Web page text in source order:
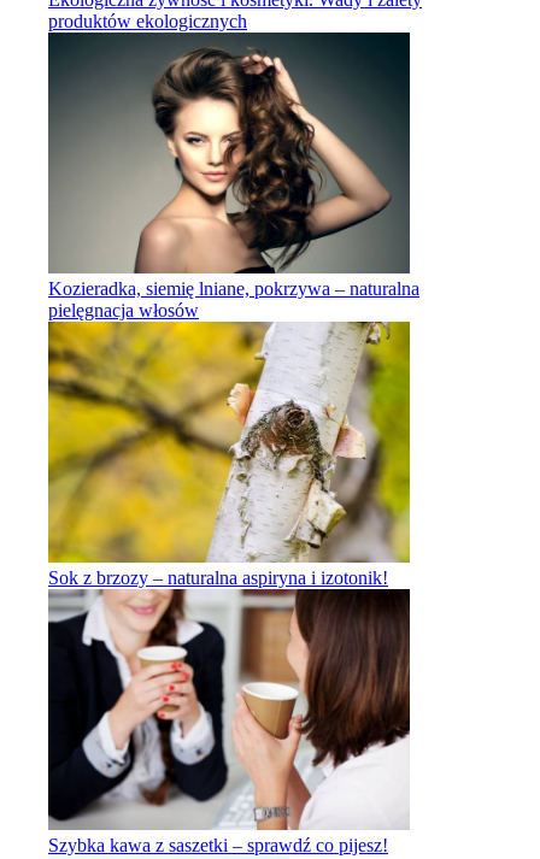
produktów ekologicznych
Kozieradka, siemię lniane, pokrzywa – naturalna
pielęgnacja włosów
Sok z brzozy – naturalna aspiryna i izotonik!
Szybka kawa z saszetki – sprawdź co pijesz!